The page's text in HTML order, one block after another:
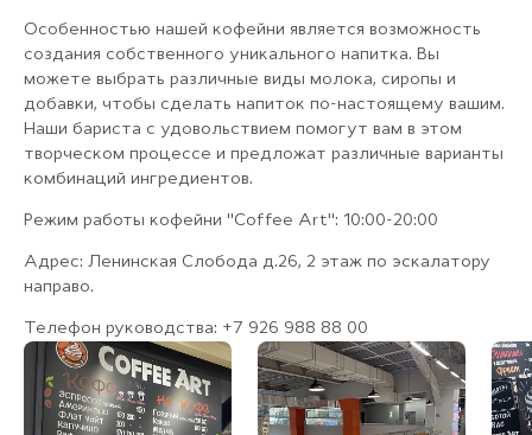
Особенностью нашей кофейни является возможность
создания собственного уникального напитка. Вы
можете выбрать различные виды молока, сиропы и
добавки, чтобы сделать напиток по-настоящему вашим.
Наши бариста с удовольствием помогут вам в этом
творческом процессе и предложат различные варианты
комбинаций ингредиентов.
Режим работы кофейни "Coffee Art": 10:00-20:00
Адрес: Ленинская Слобода д.26, 2 этаж по эскалатору
направо.
Телефон руководства: +7 926 988 88 00